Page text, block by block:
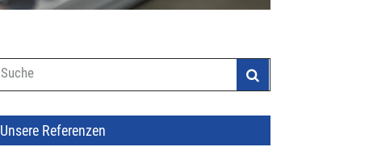
Suchformular
Unsere Referenzen